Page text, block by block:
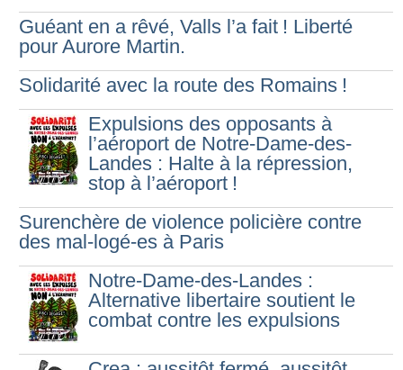
Guéant en a rêvé, Valls l’a fait ! Liberté
pour Aurore Martin.
Solidarité avec la route des Romains !
Expulsions des opposants à
l’aéroport de Notre-Dame-des-
Landes : Halte à la répression,
stop à l’aéroport !
Surenchère de violence policière contre
des mal-logé-es à Paris
Notre-Dame-des-Landes :
Alternative libertaire soutient le
combat contre les expulsions